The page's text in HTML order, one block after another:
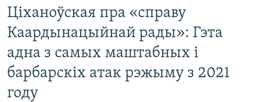
Перайсьці
да
галоўнага
зьместу
Перайсьці
да
галоўнай
УСЕ НАВІНЫ
ЛЮДЗІ
ТОЛЬКІ НА СВАБОДЗЕ
БЛОГІ
СУВЯЗЬ
АБЫСЬЦІ БЛЯКАВАНЬНЕ
ПАДПІСАЦЦА
САЧЫЦЕ ЗА АБНАЎЛЕНЬНЯМІ
Ціханоўская пра «справу
Каардынацыйнай рады»: Гэта
адна з самых маштабных і
барбарскіх атак рэжыму з 2021
году